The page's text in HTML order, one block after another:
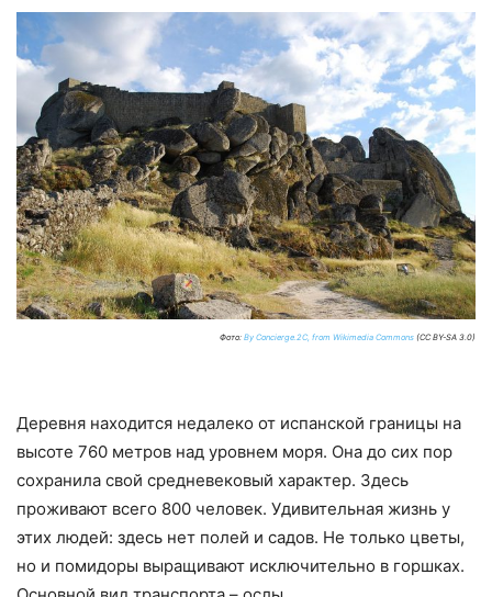
Фото: By Concierge.2C, from Wikimedia Commons (CC BY-SA 3.0)
Деревня находится недалеко от испанской границы на
высоте 760 метров над уровнем моря. Она до сих пор
сохранила свой средневековый характер. Здесь
проживают всего 800 человек. Удивительная жизнь у
этих людей: здесь нет полей и садов. Не только цветы,
но и помидоры выращивают исключительно в горшках.